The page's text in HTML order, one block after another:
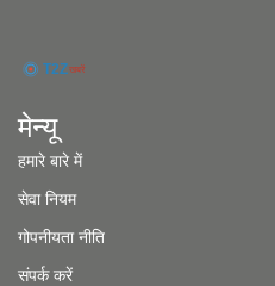
मेन्यू
हमारे बारे में
सेवा नियम
गोपनीयता नीति
संपर्क करें